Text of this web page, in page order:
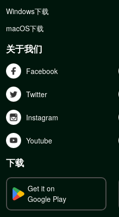
Windows下载
macOS下载
关于我们
Facebook
Twitter
Instagram
Youtube
下载
Get it on
Google Play